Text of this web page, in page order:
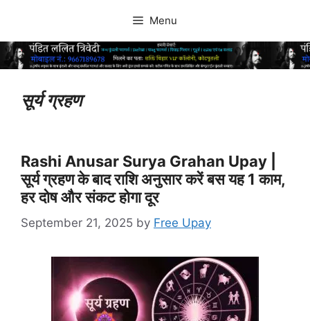
content
Menu
सूर्य ग्रहण
Rashi Anusar Surya Grahan Upay |
सूर्य ग्रहण के बाद राशि अनुसार करें बस यह 1 काम,
हर दोष और संकट होगा दूर
September 21, 2025 by Free Upay